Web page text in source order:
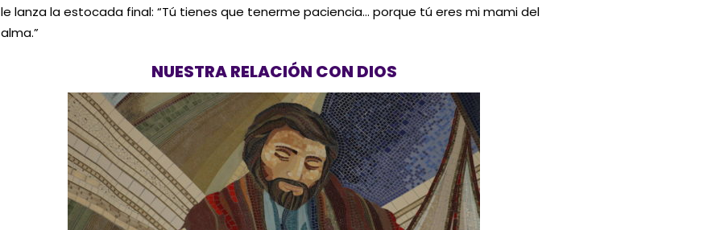
le lanza la estocada final: “Tú tienes que tenerme paciencia… porque tú eres mi mami del
alma.”
NUESTRA RELACIÓN CON DIOS